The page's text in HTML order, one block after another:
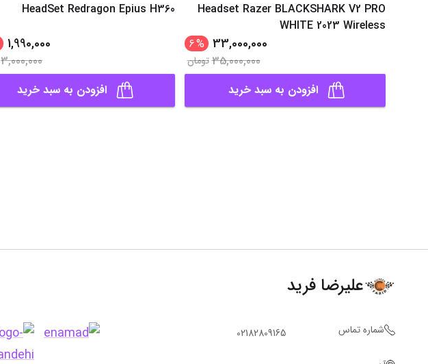
Headset Razer BLACKSHARK V2 PRO
WHITE 2023 Wireless
33,000,000
%
6
35,000,000تومان
افزودن به سبد خرید
HeadSet Redragon Epius H360
1,990,000
3,000,000
افزودن به سبد خرید
علیرضا فرید
شماره تماس 02182809165